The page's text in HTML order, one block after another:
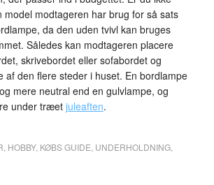
model modtageren har brug for så sats
da den uden tvivl kan bruges
Således kan modtageren placere
skrivebordet eller sofabordet og
af den flere steder i huset. En bordlampe
mere neutral end en gulvlampe, og
under træet juleaften.
HOBBY, KØBS GUIDE UNDERHOLDNING,